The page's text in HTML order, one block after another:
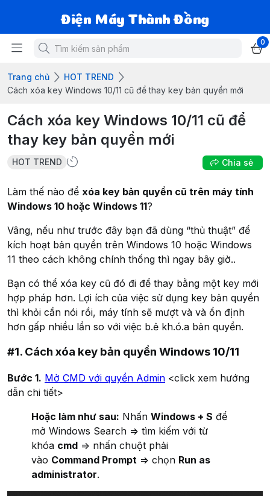
Điện Máy Thành Đồng
0
Trang chủ
HOT TREND
Cách xóa key Windows 10/11 cũ để thay key bản quyền mới
Cách xóa key Windows 10/11 cũ để
thay key bản quyền mới
HOT TREND Chia sẻ
Làm thế nào để xóa key bản quyền cũ trên máy tính
Windows 10 hoặc Windows 11?
Vâng, nếu như trước đây bạn đã dùng “thủ thuật” để
kích hoạt bản quyền trên Windows 10 hoặc Windows
11 theo cách không chính thống thì ngay bây giờ..
Bạn có thể xóa key cũ đó đi để thay bằng một key mới
hợp pháp hơn. Lợi ích của việc sử dụng key bản quyền
thì khỏi cần nói rồi, máy tính sẽ mượt và và ổn định
hơn gấp nhiều lần so với việc b.ẻ kh.ó.a bản quyền.
#1. Cách xóa key bản quyền Windows 10/11
Bước 1. Mở CMD với quyền Admin <click xem hướng
dẫn chi tiết>
Hoặc làm như sau: Nhấn Windows + S để
mở Windows Search => tìm kiếm với từ
khóa cmd => nhấn chuột phải
vào Command Prompt => chọn Run as
administrator.